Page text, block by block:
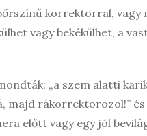
korrektorral, vagy
vagy bekékülhet, a
„a szem alatti
majd rákorrektorozol!”
előtt vagy egy jól